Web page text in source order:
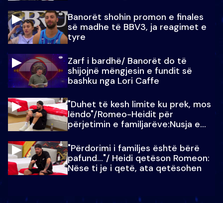
Banorët shohin promon e finales
së madhe të BBV3, ja reagimet e
tyre
Zarf i bardhë/ Banorët do të
shijojnë mëngjesin e fundit së
bashku nga Lori Caffe
"Duhet të kesh limite ku prek, mos
lëndo"/Romeo-Heidit për
përjetimin e familjarëve:Nusja e
"Përdorimi i familjes është bërë
pafund…"/ Heidi qetëson Romeon:
Nëse ti je i qetë, ata qetësohen